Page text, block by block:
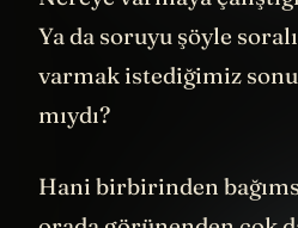
Nereye varmaya
Ya da soruyu şöyle
varmak istediğimiz
mıydı?
Hani birbirinden